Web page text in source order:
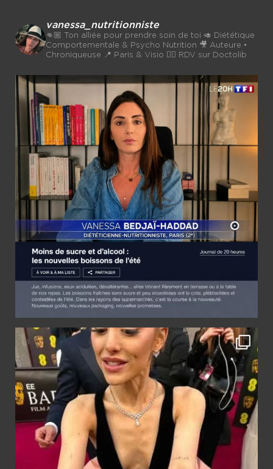
vanessa_nutritionniste
👊🏼 Ton alliée pour prendre soin de toi 🥑 Diététique
Comportementale & Psycho Nutrition 🎥 Auteure •
Chroniqueuse 📍 Paris & Visio 👉🏼 RDV sur Doctolib